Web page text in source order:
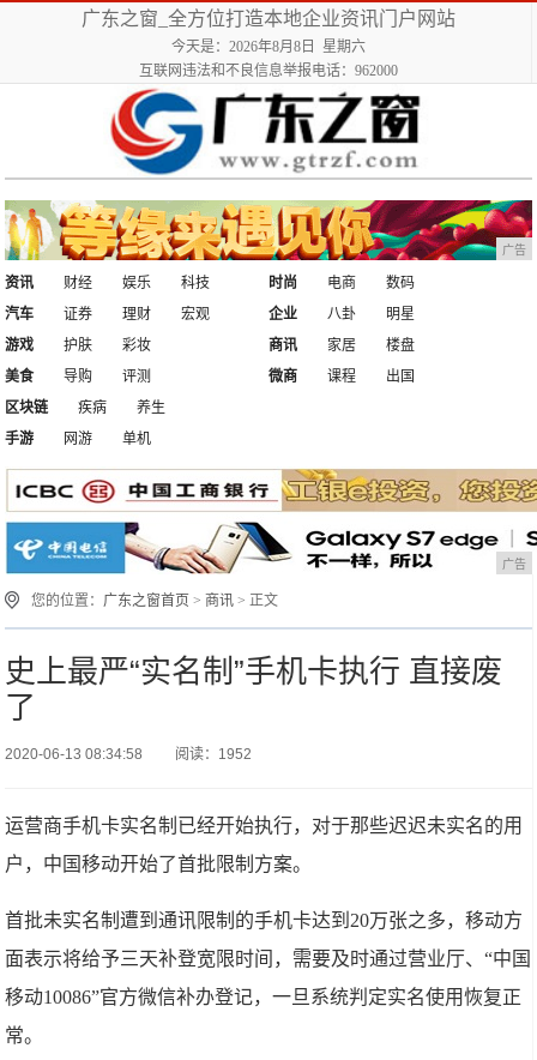
广东之窗_全方位打造本地企业资讯门户网站
今天是：2026年8月8日 星期六
互联网违法和不良信息举报电话：962000
广告
资讯 财经 娱乐
科技
汽车
证券 理财 宏观
时尚 电商
数码
企业
八卦
明星
游戏
护肤
彩妆
美食
导购 评测
商讯 家居
楼盘
微商
课程
出国
区块链
疾病
养生
手游
网游 单机
广告
您的位置： 广东之窗首页 > 商讯 > 正文
史上最严“实名制”手机卡执行 直接废
了
2020-06-13 08:34:58 阅读：1952
运营商手机卡实名制已经开始执行，对于那些迟迟未实名的用
户，中国移动开始了首批限制方案。
首批未实名制遭到通讯限制的手机卡达到20万张之多，移动方
面表示将给予三天补登宽限时间，需要及时通过营业厅、“中国
移动10086”官方微信补办登记，一旦系统判定实名使用恢复正
常。